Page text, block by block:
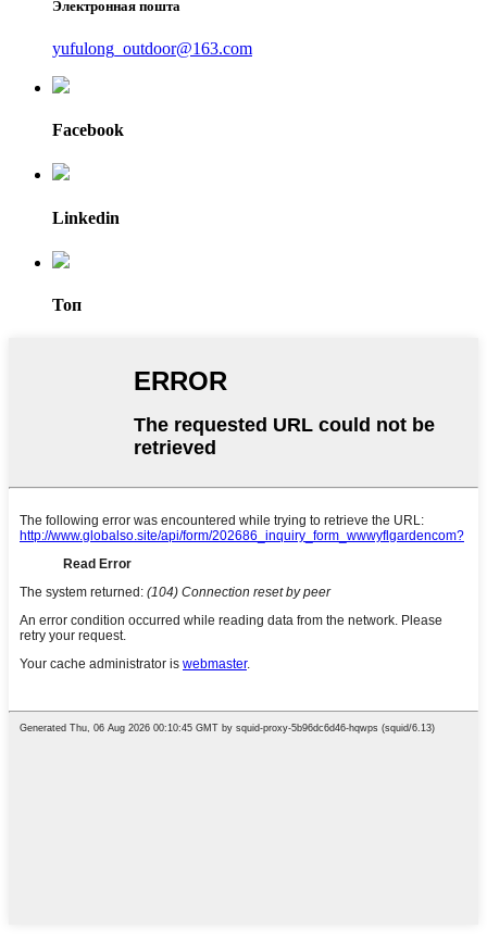
Электронная пошта
yufulong_outdoor@163.com
Facebook
Linkedin
Топ